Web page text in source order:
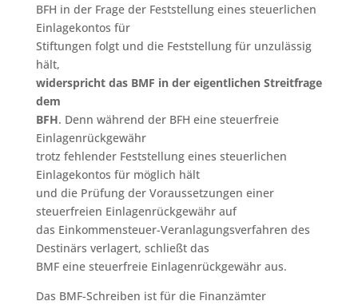
BFH in der Frage der Feststellung eines steuerlichen
Einlagekontos für
Stiftungen folgt und die Feststellung für unzulässig
hält,
widerspricht das BMF in der eigentlichen Streitfrage
dem
BFH. Denn während der BFH eine steuerfreie
Einlagenrückgewähr
trotz fehlender Feststellung eines steuerlichen
Einlagekontos für möglich hält
und die Prüfung der Voraussetzungen einer
steuerfreien Einlagenrückgewähr auf
das Einkommensteuer-Veranlagungsverfahren des
Destinärs verlagert, schließt das
BMF eine steuerfreie Einlagenrückgewähr aus.
Das BMF-Schreiben ist für die Finanzämter